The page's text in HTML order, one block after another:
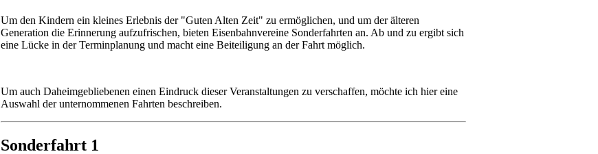
Um den Kindern ein kleines Erlebnis der "Guten Alten Zeit" zu ermöglichen, und um der älteren
Generation die Erinnerung aufzufrischen, bieten Eisenbahnvereine Sonderfahrten an. Ab und zu ergibt sich
eine Lücke in der Terminplanung und macht eine Beiteiligung an der Fahrt möglich.
Um auch Daheimgebliebenen einen Eindruck dieser Veranstaltungen zu verschaffen, möchte ich hier eine
Auswahl der unternommenen Fahrten beschreiben.
Sonderfahrt 1